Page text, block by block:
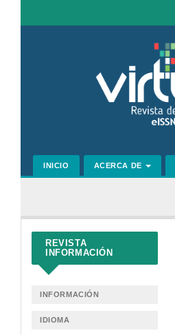
INICIO ACERCA DE
REVISTA
INFORMACIÓN
INFORMACIÓN
IDIOMA